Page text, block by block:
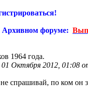
Архивном форуме:
1964 года.
Октября 2012, 01:08
спрашивай, по ком он